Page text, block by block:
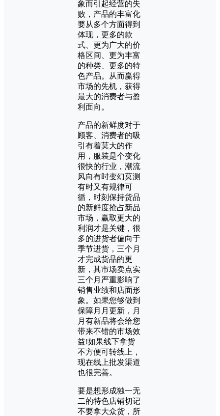
象而引起经营的失
败，产品的丰富化
要从多个方面得到
体现，更多的款
式、更为广大的价
格区间、更为丰富
的种类、更多的特
色产品。从而赢得
市场的先机，获得
最大的消费者与盈
利面向。
产品的新鲜度对于
顾客、消费者的吸
引有着莫大的作
用，服装是个变化
很快的行业，潮流
风向有时变幻莫测
有时又有规律可
循，时刻保持货品
的新鲜度抢占新品
市场，赢取更大的
利润才是关键，很
多的进货者偏向于
季节进货，三个月
才完成货品的更
新，其市场卖点实
三个月严重影响了
销售业绩和店面形
象。如果您够做到
保障月月更新，月
月有新品将会给您
带来不错的市场效
益!如果线下拿货
不方便可转线上，
现在线上批发渠道
也很完善。
要是想形成独一无
二的特色店铺切记
不要拿大众货，所